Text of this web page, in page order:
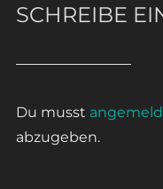
SCHREIBE
Du musst
abzugeben.